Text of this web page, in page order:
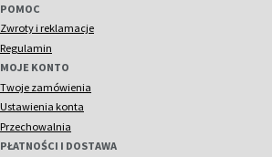
POMOC
Zwroty i reklamacje
Regulamin
MOJE KONTO
Twoje zamówienia
Ustawienia konta
Przechowalnia
PŁATNOŚCI I DOSTAWA